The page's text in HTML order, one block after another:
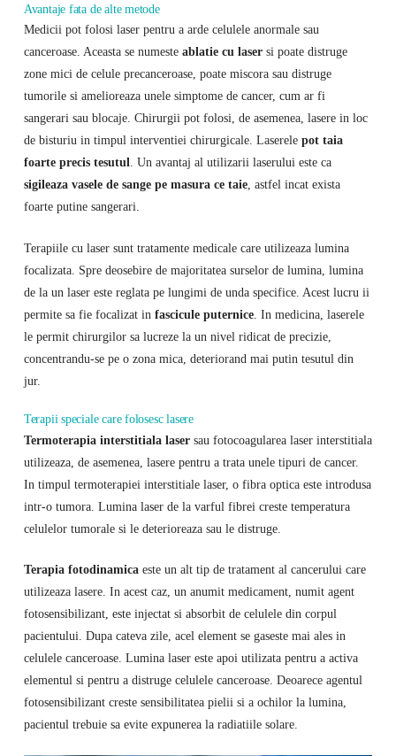
Avantaje fata de alte metode
Medicii pot folosi laser pentru a arde celulele anormale sau
canceroase. Aceasta se numesteablatie cu lasersi poate distruge
zone mici de celule precanceroase, poate miscora sau distruge
tumorile si amelioreaza unele simptome de cancer, cum ar fi
sangerari sau blocaje. Chirurgii pot folosi, de asemenea, lasere in loc
de bisturiu in timpul interventiei chirurgicale. Laserele pot taia
foarte precis tesutul. Un avantaj al utilizarii laserului este ca
sigileaza vasele de sange pe masura ce taie, astfel incat exista
foarte putine sangerari.
Terapiile cu laser sunt tratamente medicale care utilizeaza lumina
focalizata. Spre deosebire de majoritatea surselor de lumina, lumina
de la un laser este reglata pe lungimi de unda specifice. Acest lucru ii
permite sa fie focalizat in fascicule puternice. In medicina, laserele
le permit chirurgilor sa lucreze la un nivel ridicat de precizie,
concentrandu-se pe o zona mica, deteriorand mai putin tesutul din
jur.
Terapii speciale care folosesc lasere
Termoterapia interstitiala lasersau fotocoagularea laser interstitiala
utilizeaza, de asemenea, lasere pentru a trata unele tipuri de cancer.
In timpul termoterapiei interstitiale laser, o fibra optica este introdusa
intr-o tumora. Lumina laser de la varful fibrei creste temperatura
celulelor tumorale si le deterioreaza sau le distruge.
Terapia fotodinamicaeste un alt tip de tratament al cancerului care
utilizeaza lasere. In acest caz, un anumit medicament, numit agent
fotosensibilizant, este injectat si absorbit de celulele din corpul
pacientului. Dupa cateva zile, acel element se gaseste mai ales in
celulele canceroase. Lumina laser este apoi utilizata pentru a activa
elementul si pentru a distruge celulele canceroase. Deoarece agentul
fotosensibilizant creste sensibilitatea pielii si a ochilor la lumina,
pacientul trebuie sa evite expunerea la radiatiile solare.